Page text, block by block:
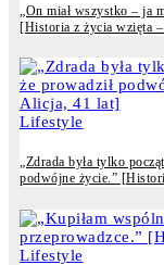
„On miał wszystko – ja
[Historia z życia wzięta
Lifestyle
„Zdrada była tylko
podwójne życie.”
Lifestyle